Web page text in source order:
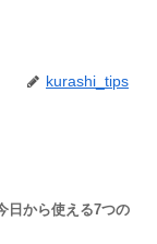
kurashi_tips
日から使える7つの